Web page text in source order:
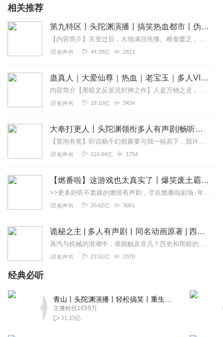
io5o4l44sikabhua50qn
讲的真好 小说什么名
2020-03-23
好 两个字太好
2020-08-27
来了 就先支持支持支持主播！感谢主播空闲时间来播讲，让
我们度过无趣的时间，奥力给十分必须的
听友245637967
心之所依_n5
辛苦了，很不错。支持主播。
听友217425313
2020-02-16
相关推荐
第九特区丨头陀渊演播丨搞笑热血都市丨伪戒丨VIP免费多人有声剧
【内容简介】灾变过后，大地满目疮痍。粮食匮乏，资源紧俏，局势混乱……一位从待规划区杀出来的青年，背对着漫天黄沙，孤身来到九区谋生，却不曾想偶然结识三五好友，一念...
有声书 44.39亿 2813
蛊真人｜大爱仙尊｜热血｜老宝玉｜多人VIP免费有声剧
内容简介【黑暗文反派流封神之作】人是万物之灵，蛊是天地真精。一个穿越者不断重生的故事。一个养蛊、炼蛊、用蛊的奇特世界。配音组（男角色）老宝玉旁白...
有声书 19.10亿 3434
大奉打更人丨头陀渊领衔多人有声剧|畅听全集|王鹤棣、田曦薇主演影视剧原著|卖报小郎君
【冒泡有奖】听说杨千幻那厮要与我一较高下，我许七安要开始装叉了！快进入声音播放页戳下方输入框，冒个泡偷偷告诉我，我要用哪些诗词才能胜过他？说得好的，有赏！202...
有声书 110.64亿 1754
【燃番啦】这游戏也太真实了丨爆笑废土霸榜神作丨紫襟剧社制作
>>更多好听不套路的燃情有声剧，尽在燃番啦剧场↓年度重磅推荐本专辑为VIP免费专辑每天上午10点5集更新，订阅可以听到最新内容哦！每周抽一个专辑五星优质评论送...
有声书 20.62亿 3061
诡秘之主 | 多人有声剧丨同名动画原著 | 西幻克苏鲁 | 乌贼作品
蒸汽与机械的浪潮中，谁能触及非凡？历史和黑暗的迷雾里，又是谁在耳语？我从诡秘中醒来，睁眼看见这个世界：枪械，大炮，巨舰，飞空艇，差分机；魔药，占卜，诅咒，倒吊人...
有声书 23.51亿 2070
经典必听
主播粉丝1659万
11.35亿